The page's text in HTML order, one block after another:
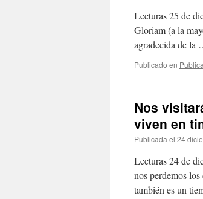
Lecturas 25 de
Gloriam (a la
agradecida de la
Publicado en
Nos
viven en
Publicada el 24
Lecturas 24 de
nos perdemos
también es un